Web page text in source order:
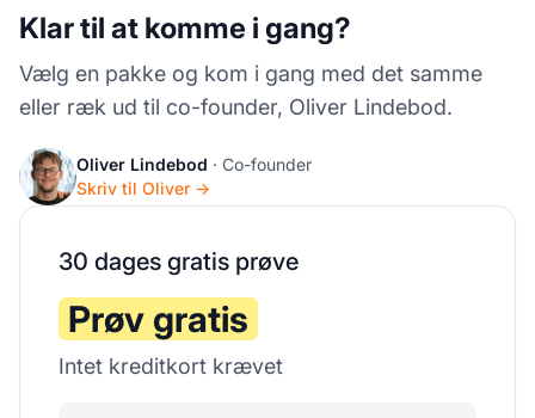
Klar til at komme i gang?
Vælg en pakke og kom i gang med det samme
eller ræk ud til co-founder, Oliver Lindebod.
Oliver Lindebod · Co-founder
Skriv til Oliver →
30 dages gratis prøve
Prøv gratis
Intet kreditkort krævet